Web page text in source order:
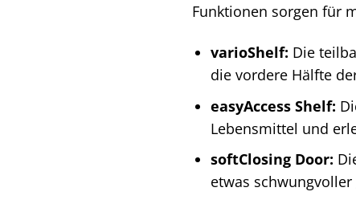
Funktionen sorgen für
varioShelf: Die
die vordere Hälfte
easyAccess Shelf:
Lebensmittel und
softClosing Door:
etwas